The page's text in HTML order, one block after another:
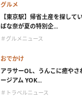
グルメ
【東京駅】帰省土産を探し
ばな奈が夏の特別企...
＃グルメニュース
おでかけ
アラサーOL、うんこに癒やさ
ージアム YOK...
＃トラベルニュース